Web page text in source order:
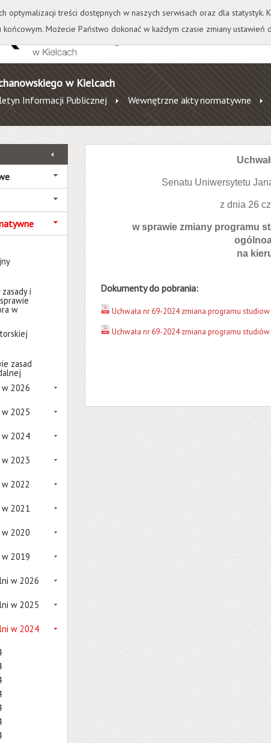
Biblioteka Wydawnictwo Wirtualna Uczelnia A A A
w Kielcach
Informacji Publicznej Wewnętrzne akty normatywne
i
w
zasad
w 2026
w 2025
w 2024
w 2023
w 2022
w 2021
w 2020
w 2019
w 2026
w 2025
w 2024
Senatu Uniwersytetu
z dnia 26
w sprawie zmiany programu
na
Dokumenty do pobrania:
Uchwała nr 69-2024 zmiana programu
Uchwała nr 69-2024 zmiana programu studiów
optymalizacji treści dostępnych w naszych serwisach oraz dla
Możecie Państwo dokonać w każdym czasie zmiany ustawień